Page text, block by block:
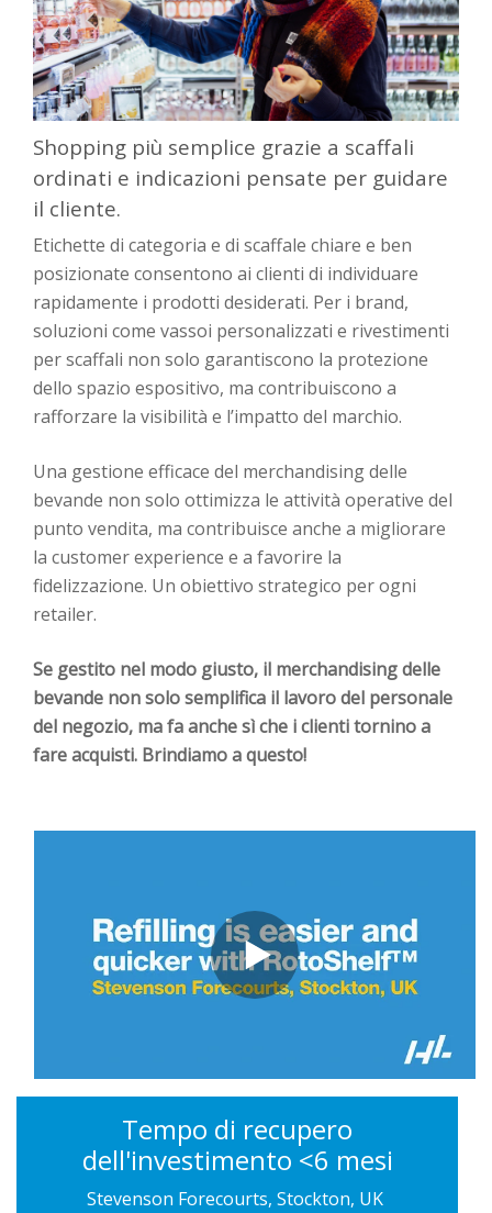
Shopping più semplice grazie a scaffali
ordinati e indicazioni pensate per guidare
il cliente.
Etichette di categoria e di scaffale chiare e ben
posizionate consentono ai clienti di individuare
rapidamente i prodotti desiderati. Per i brand,
soluzioni come vassoi personalizzati e rivestimenti
per scaffali non solo garantiscono la protezione
dello spazio espositivo, ma contribuiscono a
rafforzare la visibilità e l’impatto del marchio.
Una gestione efficace del merchandising delle
bevande non solo ottimizza le attività operative del
punto vendita, ma contribuisce anche a migliorare
la customer experience e a favorire la
fidelizzazione. Un obiettivo strategico per ogni
retailer.
Se gestito nel modo giusto, il merchandising delle
bevande non solo semplifica il lavoro del personale
del negozio, ma fa anche sì che i clienti tornino a
fare acquisti. Brindiamo a questo!
Tempo di recupero
dell'investimento <6 mesi
Stevenson Forecourts, Stockton, UK